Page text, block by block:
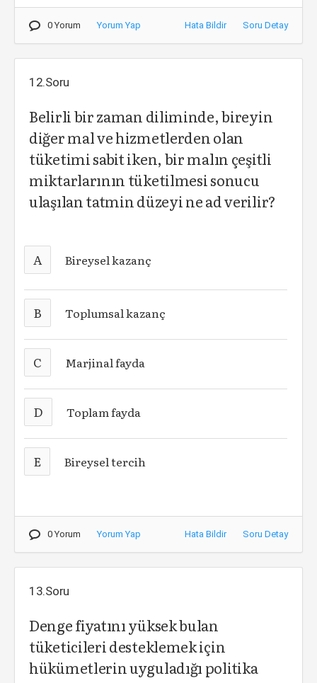
0 Yorum Yorum Yap Hata Bildir Soru Detay
12.Soru
Belirli bir zaman diliminde, bireyin
diğer mal ve hizmetlerden olan
tüketimi sabit iken, bir malın çeşitli
miktarlarının tüketilmesi sonucu
ulaşılan tatmin düzeyi ne ad verilir?
A Bireysel kazanç
B Toplumsal kazanç
C Marjinal fayda
D Toplam fayda
E Bireysel tercih
0 Yorum Yorum Yap Hata Bildir Soru Detay
13.Soru
Denge fiyatını yüksek bulan
tüketicileri desteklemek için
hükümetlerin uyguladığı politika